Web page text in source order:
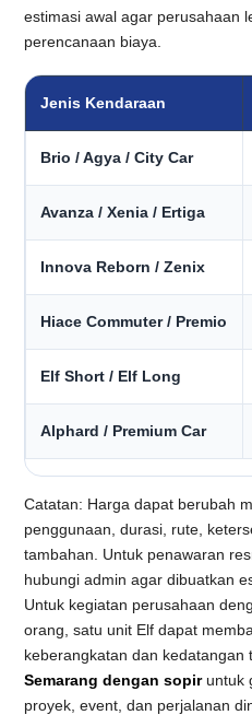
estimasi awal agar perusahaan
perencanaan biaya.
Jenis Kendaraan
Brio / Agya / City Car
Avanza / Xenia / Ertiga
Innova Reborn / Zenix
Hiace Commuter / Premio
Elf Short / Elf Long
Alphard / Premium Car
Catatan: Harga dapat berubah
penggunaan, durasi, rute,
tambahan. Untuk penawaran
hubungi admin agar dibuatkan
Untuk kegiatan perusahaan
orang, satu unit Elf dapat
keberangkatan dan kedatangan
Semarang dengan sopir untuk
proyek, event, dan perjalanan